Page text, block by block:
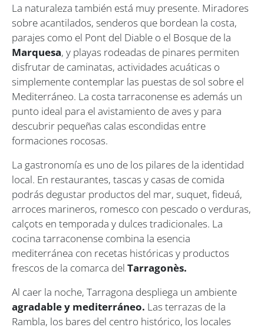
La naturaleza también está muy presente. Miradores
sobre acantilados, senderos que bordean la costa,
parajes como el Pont del Diable o el Bosque de la
Marquesa, y playas rodeadas de pinares permiten
disfrutar de caminatas, actividades acuáticas o
simplemente contemplar las puestas de sol sobre el
Mediterráneo. La costa tarraconense es además un
punto ideal para el avistamiento de aves y para
descubrir pequeñas calas escondidas entre
formaciones rocosas.
La gastronomía es uno de los pilares de la identidad
local. En restaurantes, tascas y casas de comida
podrás degustar productos del mar, suquet, fideuá,
arroces marineros, romesco con pescado o verduras,
calçots en temporada y dulces tradicionales. La
cocina tarraconense combina la esencia
mediterránea con recetas históricas y productos
frescos de la comarca del Tarragonès.
Al caer la noche, Tarragona despliega un ambiente
agradable y mediterráneo. Las terrazas de la
Rambla, los bares del centro histórico, los locales